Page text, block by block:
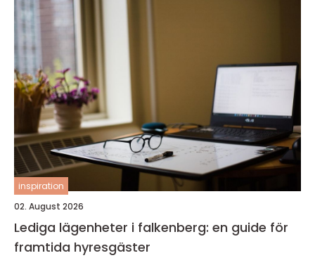
inspiration
02. August 2026
Lediga lägenheter i falkenberg: en guide för
framtida hyresgäster